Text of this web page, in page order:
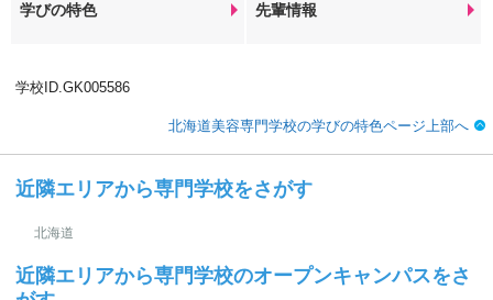
学びの特色 先輩情報
学校ID.GK005586
北海道美容専門学校の学びの特色ページ上部へ
近隣エリアから専門学校をさがす
北海道
近隣エリアから専門学校のオープンキャンパスをさ